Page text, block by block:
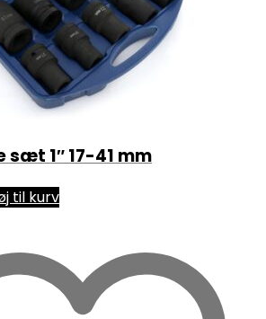
1″ 17-41 mm
til kurv